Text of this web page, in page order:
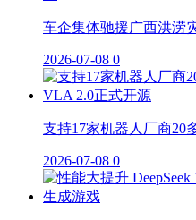
车企集体驰援广西洪涝
2026-07-08 0
支持17家机器人厂商20
2026-07-08 0